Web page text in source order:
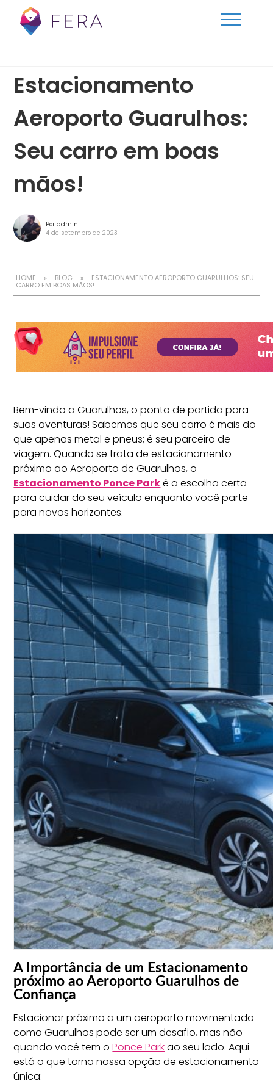
Estacionamento
Aeroporto Guarulhos:
Seu carro em boas
mãos!
Por admin
4 de setembro de 2023
HOME » BLOG » ESTACIONAMENTO AEROPORTO GUARULHOS: SEU
CARRO EM BOAS MÃOS!
Bem-vindo a Guarulhos, o ponto de partida para
suas aventuras! Sabemos que seu carro é mais do
que apenas metal e pneus; é seu parceiro de
viagem. Quando se trata de estacionamento
próximo ao Aeroporto de Guarulhos, o
Estacionamento Ponce Parké a escolha certa
para cuidar do seu veículo enquanto você parte
para novos horizontes.
A Importância de um Estacionamento
próximo ao Aeroporto Guarulhos de
Confiança
Estacionar próximo a um aeroporto movimentado
como Guarulhos pode ser um desafio, mas não
quando você tem oPonce Parkao seu lado. Aqui
está o que torna nossa opção de estacionamento
única: